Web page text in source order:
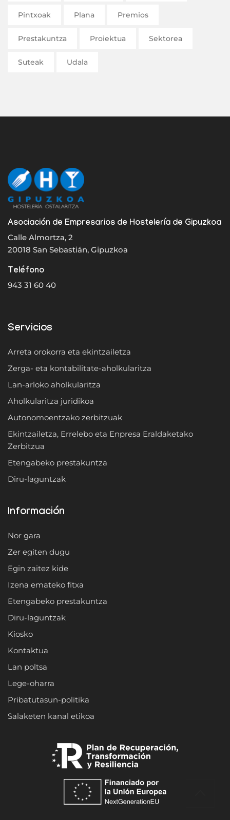
Pintxoak Plana Premios
Prestakuntza Proiektua Sektorea
Suteak Udala
Asociación de Empresarios de Hostelería de Gipuzkoa
Calle Almortza, 2
20018 San Sebastián, Gipuzkoa
Teléfono
943 31 60 40
Servicios
Arreta orokorra eta ekintzailetza
Zerga- eta kontabilitate-aholkularitza
Lan-arloko aholkularitza
Aholkularitza juridikoa
Autonomoentzako zerbitzuak
Ekintzailetza, Errelebo eta Enpresa Eraldaketako
Zerbitzua
Etengabeko prestakuntza
Diru-laguntzak
Información
Nor gara
Zer egiten dugu
Egin zaitez kide
Izena emateko fitxa
Etengabeko prestakuntza
Diru-laguntzak
Kiosko
Kontaktua
Lan poltsa
Lege-oharra
Pribatutasun-politika
Salaketen kanal etikoa